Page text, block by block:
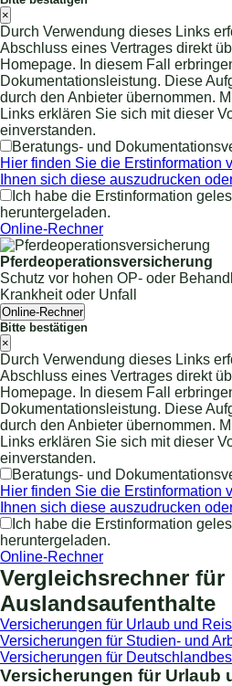
×
Durch Verwendung dieses Links
Abschluss eines Vertrages direkt
Homepage. In diesem Fall
Dokumentationsleistung. Diese
durch den Anbieter übernommen.
Links erklären Sie sich mit dieser
einverstanden.
Beratungs- und
Hier finden Sie die Erstinformation
Ihnen sich diese auszudrucken
Ich habe die Erstinformation
heruntergeladen.
Online-Rechner
Pferdeoperationsversicherung
Schutz vor hohen OP- oder
Krankheit oder Unfall
Online-Rechner
Bitte bestätigen
×
Durch Verwendung dieses Links
Abschluss eines Vertrages direkt
Homepage. In diesem Fall
Dokumentationsleistung. Diese
durch den Anbieter übernommen.
Links erklären Sie sich mit dieser
einverstanden.
Beratungs- und
Hier finden Sie die Erstinformation
Ihnen sich diese auszudrucken
Ich habe die Erstinformation
heruntergeladen.
Online-Rechner
Vergleichsrechner für
Auslandsaufenthalte
Versicherungen für Urlaub und
Versicherungen für Studien- und
Versicherungen für
Versicherungen für Urlaub